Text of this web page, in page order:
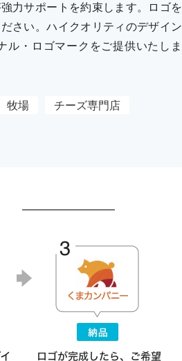
力サポートを約束します。ロゴを
さい。ハイクオリティのデザイン
ル・ロゴマークをご提供いたしま
牧場
チーズ専門店